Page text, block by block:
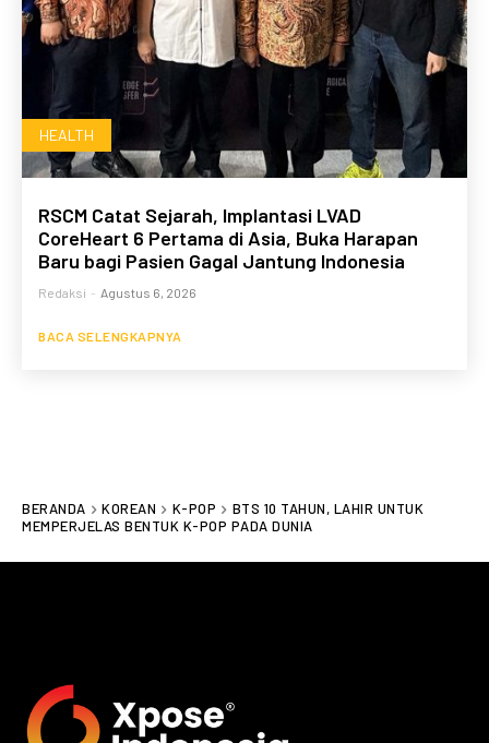
HEALTH
RSCM Catat Sejarah, Implantasi LVAD
CoreHeart 6 Pertama di Asia, Buka Harapan
Baru bagi Pasien Gagal Jantung Indonesia
Redaksi - Agustus 6, 2026
BACA SELENGKAPNYA
BERANDA KOREAN K-POP
BTS 10 TAHUN, LAHIR UNTUK
MEMPERJELAS BENTUK K-POP PADA DUNIA